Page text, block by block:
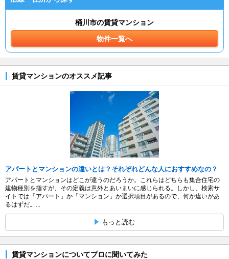
桶川市の賃貸マンション
物件一覧へ
賃貸マンションのオススメ記事
アパートとマンションの違いとは？それぞれどんな人におすすめなの？
アパートとマンションはどこが違うのだろうか。これらはどちらも集合住宅の
建物種別を指すが、その定義は意外とあいまいに感じられる。しかし、検索サ
イトでは「アパート」か「マンション」か選択項目があるので、何か違いがあ
るはずだ。...
もっと読む
賃貸マンションについてプロに聞いてみた